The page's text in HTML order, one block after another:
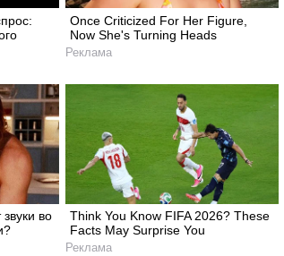
Once Criticized For Her Figure,
Now She's Turning Heads
Реклама
во
Think You Know FIFA 2026? These
Facts May Surprise You
Реклама